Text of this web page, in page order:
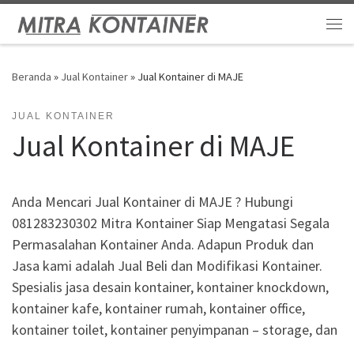
Skip to content
Beranda » Jual Kontainer» Jual Kontainer di MAJE
JUAL KONTAINER
Jual Kontainer di MAJE
Anda Mencari Jual Kontainer di MAJE ? Hubungi
081283230302 Mitra Kontainer Siap Mengatasi Segala
Permasalahan Kontainer Anda. Adapun Produk dan
Jasa kami adalah Jual Beli dan Modifikasi Kontainer.
Spesialis jasa desain kontainer, kontainer knockdown,
kontainer kafe, kontainer rumah, kontainer office,
kontainer toilet, kontainer penyimpanan – storage, dan